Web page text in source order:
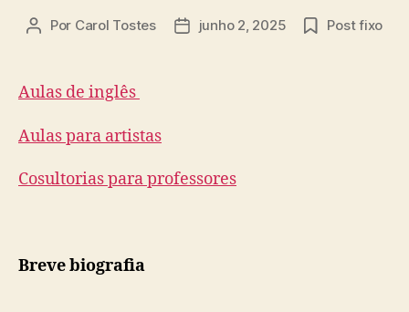
Autor
Por Carol Tostes
Datajunho 2, 2025 Post fixo
Aulas de inglês
Aulas para artistas
Cosultorias para professores
Breve biografia